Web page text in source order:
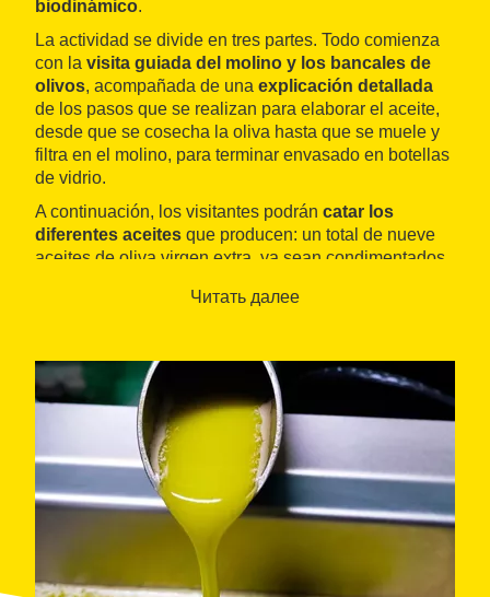
biodinámico.
La actividad se divide en tres partes. Todo comienza
con la visita guiada del molino y los bancales de
olivos, acompañada de una explicación detallada
de los pasos que se realizan para elaborar el aceite,
desde que se cosecha la oliva hasta que se muele y
filtra en el molino, para terminar envasado en botellas
de vidrio.
A continuación, los visitantes podrán catar los
diferentes aceites que producen: un total de nueve
aceites de oliva virgen extra, ya sean condimentados
recorrido señalizado donde poder disfrutar de unas
magníficas vistas. El paseo permite escuchar la gran
variedad de pájaros que habitan en su entorno,
conectando así con la naturaleza.
Читать далее